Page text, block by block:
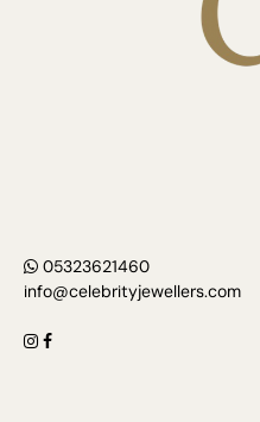
05323621460
info@celebrityjewellers.com